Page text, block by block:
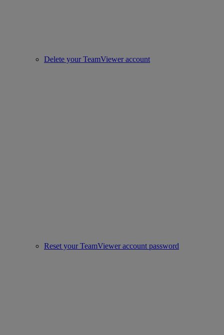
Delete your TeamViewer account
Reset your TeamViewer account password